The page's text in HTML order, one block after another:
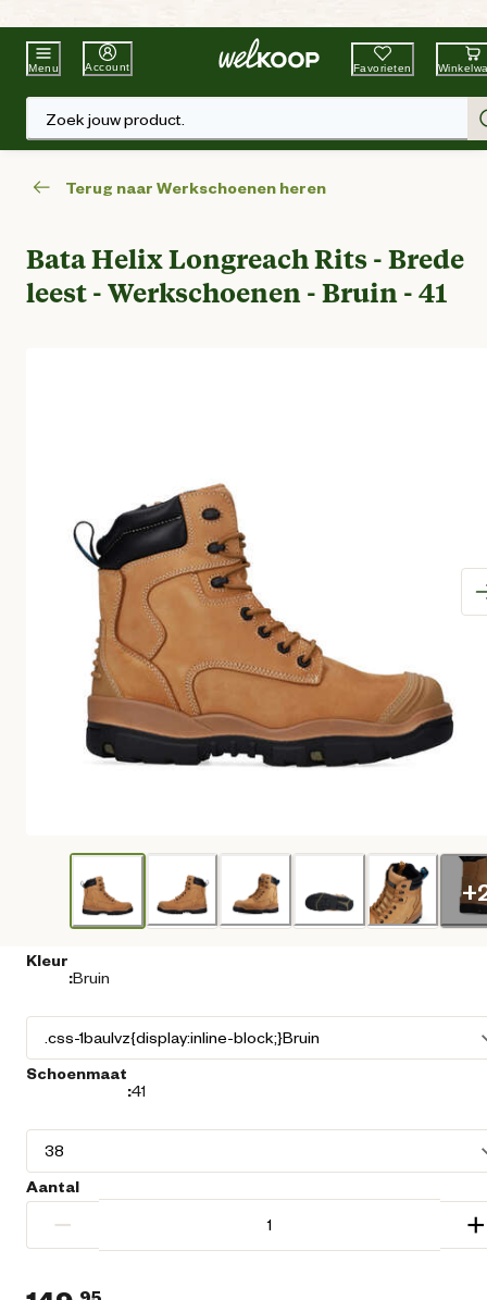
Beste WinkelketenTuin & Dier
Menu Account Favorieten
Zoek jouw product.
Terug naar Werkschoenen heren
Bata Helix Longreach Rits - Brede
leest - Werkschoenen - Bruin - 41
+
Kleur
:Bruin
Schoenmaat
:41
Aantal
− +